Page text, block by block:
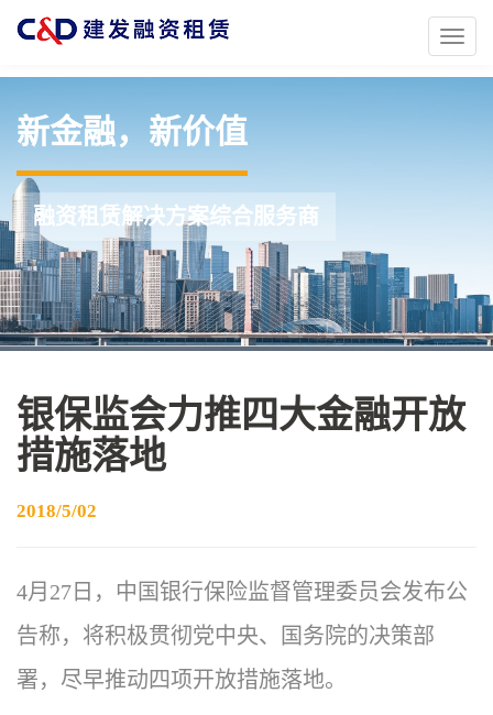
Toggle
新金融，新价值
融资租赁解决方案综合服务商
银保监会力推四大金融开放
措施落地
2018/5/02
4月27日，中国银行保险监督管理委员会发布公
告称，将积极贯彻党中央、国务院的决策部
署，尽早推动四项开放措施落地。